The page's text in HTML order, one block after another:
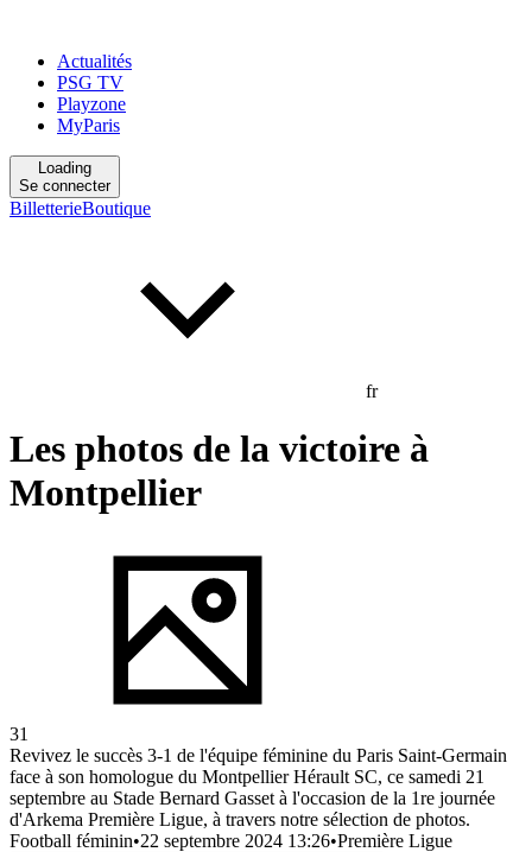
Actualités
PSG TV
Playzone
MyParis
Loading
Se connecter
BilletterieBoutique
fr
Les photos de la victoire à
Montpellier
31
Revivez le succès 3-1 de l'équipe féminine du Paris Saint-Germain
face à son homologue du Montpellier Hérault SC, ce samedi 21
septembre au Stade Bernard Gasset à l'occasion de la 1re journée
d'Arkema Première Ligue, à travers notre sélection de photos.
Football féminin•22 septembre 2024 13:26•Première Ligue